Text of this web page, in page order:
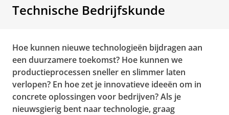
Technische Bedrijfskunde
Hoe kunnen nieuwe technologieën bijdragen aan
een duurzamere toekomst? Hoe kunnen we
productieprocessen sneller en slimmer laten
verlopen? En hoe zet je innovatieve ideeën om in
concrete oplossingen voor bedrijven? Als je
nieuwsgierig bent naar technologie, graag